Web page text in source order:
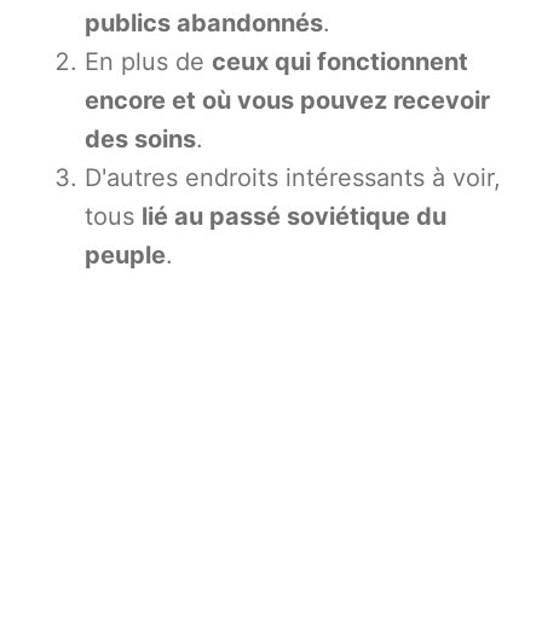
publics abandonnés.
En plus de ceux qui fonctionnent
encore et où vous pouvez recevoir
des soins.
D'autres endroits intéressants à voir,
tous lié au passé soviétique du
peuple.